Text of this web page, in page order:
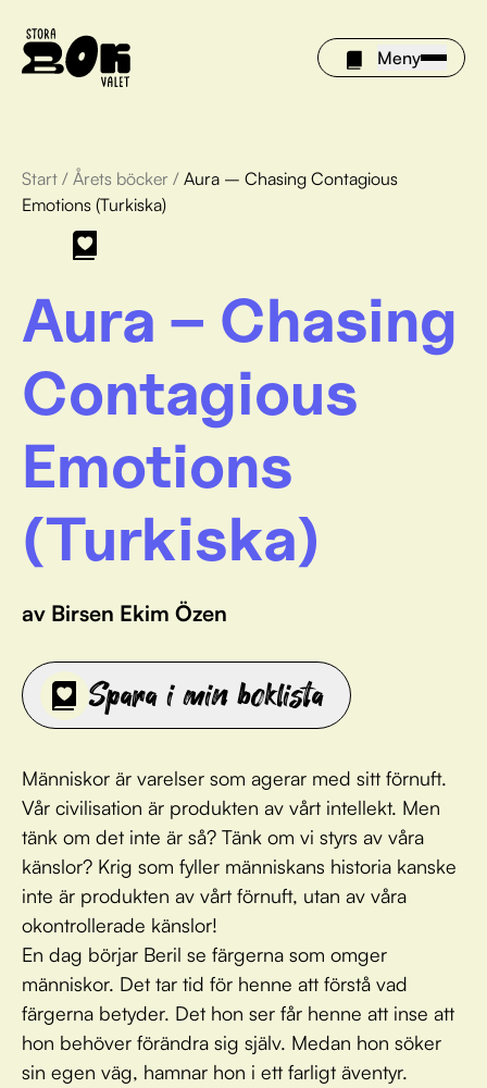
Meny
Årets böcker
Om Stora bokvalet
Olivia tipsar
Vinnare
FAQ
För bibliotek
Start / Årets böcker / Aura – Chasing Contagious
Emotions (Turkiska)
Aura – Chasing
Contagious
Emotions
(Turkiska)
av Birsen Ekim Özen
Spara i min boklista
Människor är varelser som agerar med sitt förnuft.
Vår civilisation är produkten av vårt intellekt. Men
tänk om det inte är så? Tänk om vi styrs av våra
känslor? Krig som fyller människans historia kanske
inte är produkten av vårt förnuft, utan av våra
okontrollerade känslor!
En dag börjar Beril se färgerna som omger
människor. Det tar tid för henne att förstå vad
färgerna betyder. Det hon ser får henne att inse att
hon behöver förändra sig själv. Medan hon söker
sin egen väg, hamnar hon i ett farligt äventyr.